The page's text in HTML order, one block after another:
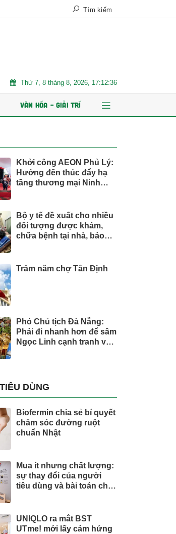
Tìm kiếm
Kafi chuẩn bị IPO 125 triệu cổ phiếu và phát hành
Thứ 7, 8 tháng 8, 2026, 17:12:38
VĂN HÓA – GIẢI TRÍ
Khởi công AEON Phủ Lý:
Hướng đến thúc đẩy hạ
tầng thương mại Ninh
Bộ y tế đề xuất cho nhiều
đối tượng được khám,
chữa bệnh tại nhà, bảo
Trăm năm chợ Tân Định
Phó Chủ tịch Đà Nẵng:
Phải đi nhanh hơn để sâm
Ngọc Linh cạnh tranh với
DÙNG
Biofermin chia sẻ bí quyết
chăm sóc đường ruột
chuẩn Nhật
Mua ít nhưng chất lượng:
sự thay đổi của người
tiêu dùng và bài toán cho
UNIQLO ra mắt BST
UTme! mới lấy cảm hứng